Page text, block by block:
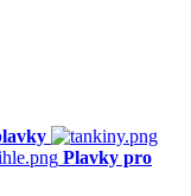
Plavky pro